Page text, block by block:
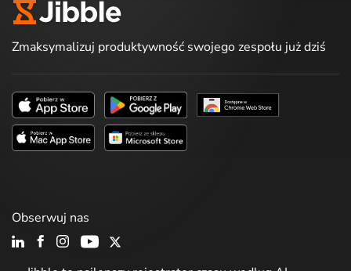
Zmaksymalizuj produktywność swojego zespołu już dziś
Obserwuj nas